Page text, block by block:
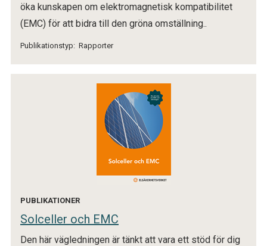
öka kunskapen om elektromagnetisk kompatibilitet
(EMC) för att bidra till den gröna omställning..
Publikationstyp: Rapporter
PUBLIKATIONER
Solceller och EMC
Den här vägledningen är tänkt att vara ett stöd för dig